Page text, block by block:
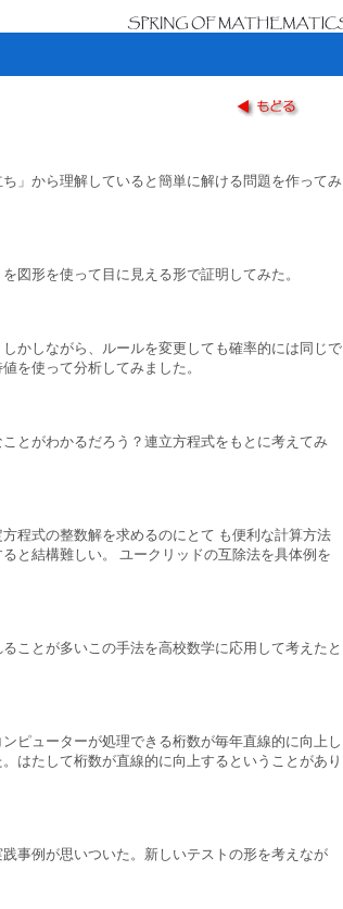
」から理解していると簡単に解ける問題を作ってみ
図形を使って目に見える形で証明してみた。
かしながら、ルールを変更しても確率的には同じで
を使って分析してみました。
とがわかるだろう？連立方程式をもとに考えてみ
程式の整数解を求めるのにとて も便利な計算方法
と結構難しい。 ユークリッドの互除法を具体例を
ことが多いこの手法を高校数学に応用して考えたと
ピューターが処理できる桁数が毎年直線的に向上し
はたして桁数が直線的に向上するということがあり
事例が思いついた。新しいテストの形を考えなが